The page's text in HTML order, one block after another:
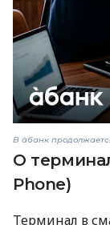
В àбанк
О
Phone)
Терминал в